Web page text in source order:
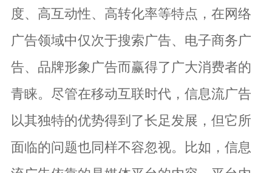
度、高互动性、高转化率等特点，在网络
广告领域中仅次于搜索广告、电子商务广
告、品牌形象广告而赢得了广大消费者的
青睐。尽管在移动互联时代，信息流广告
以其独特的优势得到了长足发展，但它所
面临的问题也同样不容忽视。比如，信息